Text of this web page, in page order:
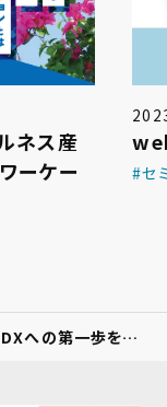
ネス産
ーケー
#セ
DXはじめました！ーDXへの第一歩を踏み出した県内企業が語りますー（会場参加）